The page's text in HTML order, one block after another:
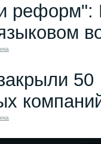
реформ":
50